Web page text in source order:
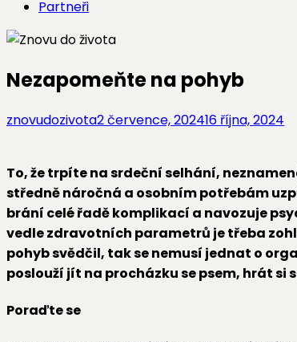
Partneři
Nezapomeňte na pohyb
znovudozivota2 července, 202416 října, 2024
To, že trpíte na srdeční selhání,
středně náročná a osobním potřebám
brání celé řadě komplikací a navozuje
vedle zdravotních parametrů je třeba
pohyb svědčil, tak se nemusí jednat o
poslouží jít na procházku se psem, hrát si
Poraďte se